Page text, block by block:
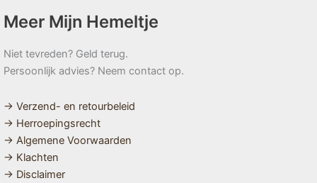
Meer Mijn Hemeltje
Niet tevreden? Geld terug.
Persoonlijk advies? Neem contact op.
→ Verzend- en retourbeleid
→ Herroepingsrecht
→ Algemene Voorwaarden
→ Klachten
→ Disclaimer